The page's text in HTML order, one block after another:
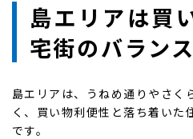
島エリアは買
宅街のバラン
島エリアは、うねめ通りやさく
く、買い物利便性と落ち着いた
です。